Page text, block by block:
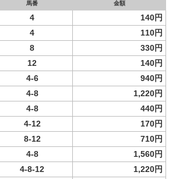
馬番 金額
4 140円
4
110円
8
330円
12
140円
4-6
940円
4-8 1,220円
4-8
440円
4-12
170円
8-12
710円
4-8
1,560円
4-8-12
1,220円